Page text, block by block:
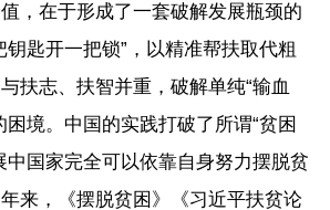
，在于形成了一套破解发展瓶颈的
钥匙开一把锁”，以精准帮扶取代粗
扶志、扶智并重，破解单纯“输血
困境。中国的实践打破了所谓“贫困
中国家完全可以依靠自身努力摆脱贫
来，《摆脱贫困》《习近平扶贫论